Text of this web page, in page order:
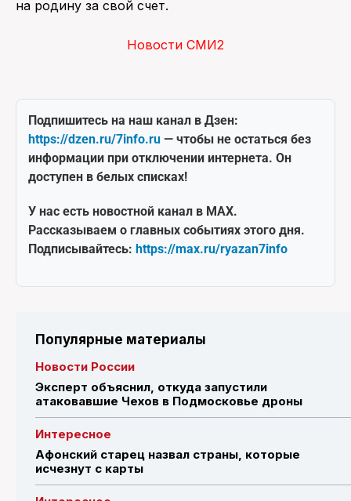
на родину за свой счет.
Новости СМИ2
Подпишитесь на наш канал в Дзен:
https://dzen.ru/7info.ru — чтобы не остаться без
информации при отключении интернета. Он
доступен в белых списках!
У нас есть новостной канал в MAX.
Рассказываем о главных событиях этого дня.
Подписывайтесь: https://max.ru/ryazan7info
Популярные материалы
Новости России
Эксперт объяснил, откуда запустили
атаковавшие Чехов в Подмосковье дроны
Интересное
Афонский старец назвал страны, которые
исчезнут с карты